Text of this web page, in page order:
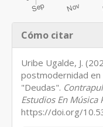
Detalles
del
artículo
Cómo citar
Uribe Ugalde, J.
postmodernidad en
"Deudas".
Estudios En Música
https://doi.org/